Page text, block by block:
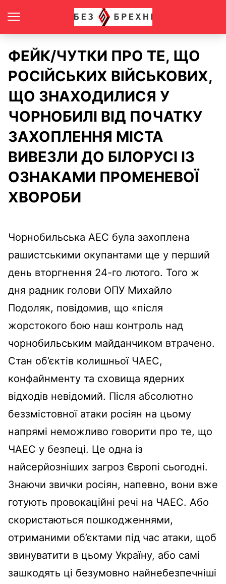
ФЕЙК/ЧУТКИ ПРО ТЕ, ЩО
РОСІЙСЬКИХ ВІЙСЬКОВИХ,
ЩО ЗНАХОДИЛИСЯ У
ЧОРНОБИЛІ ВІД ПОЧАТКУ
ЗАХОПЛЕННЯ МІСТА
ВИВЕЗЛИ ДО БІЛОРУСІ ІЗ
ОЗНАКАМИ ПРОМЕНЕВОЇ
ХВОРОБИ
Чорнобильська АЕС була захоплена
рашистськими окупантами ще у перший
день вторгнення 24-го лютого. Того ж
дня радник голови ОПУ Михайло
Подоляк, повідомив, що «після
жорстокого бою наш контроль над
чорнобильським майданчиком втрачено.
Стан об’єктів колишньої ЧАЕС,
конфайнменту та сховища ядерних
відходів невідомий. Після абсолютно
беззмістовної атаки росіян на цьому
напрямі неможливо говорити про те, що
ЧАЕС у безпеці. Це одна із
найсерйозніших загроз Європі сьогодні.
Знаючи звички росіян, напевно, вони вже
готують провокаційні речі на ЧАЕС. Або
скористаються пошкодженнями,
отриманими об’єктами під час атаки, щоб
звинуватити в цьому Україну, або самі
зашкодять ці безумовно найнебезпечніші